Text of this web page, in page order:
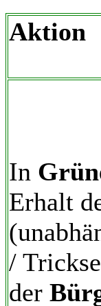
Aktion
In
Erhalt
/
der